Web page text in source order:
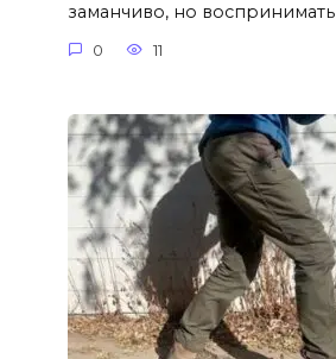
заманчиво, но воспринимать
0 11